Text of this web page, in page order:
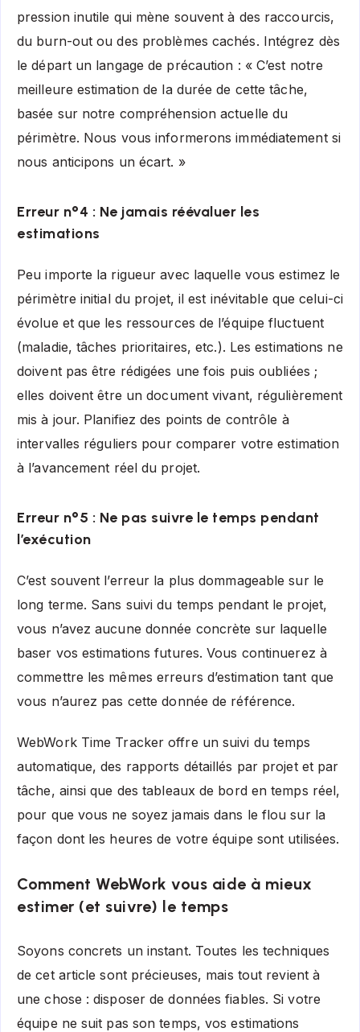
pression inutile qui mène souvent à des raccourcis,
du burn-out ou des problèmes cachés. Intégrez dès
le départ un langage de précaution : « C’est notre
meilleure estimation de la durée de cette tâche,
basée sur notre compréhension actuelle du
périmètre. Nous vous informerons immédiatement si
nous anticipons un écart. »
Erreur n°4 : Ne jamais réévaluer les
estimations
Peu importe la rigueur avec laquelle vous estimez le
périmètre initial du projet, il est inévitable que celui-ci
évolue et que les ressources de l’équipe fluctuent
(maladie, tâches prioritaires, etc.). Les estimations ne
doivent pas être rédigées une fois puis oubliées ;
elles doivent être un document vivant, régulièrement
mis à jour. Planifiez des points de contrôle à
intervalles réguliers pour comparer votre estimation
à l’avancement réel du projet.
Erreur n°5 : Ne pas suivre le temps pendant
l’exécution
C’est souvent l’erreur la plus dommageable sur le
long terme. Sans suivi du temps pendant le projet,
vous n’avez aucune donnée concrète sur laquelle
baser vos estimations futures. Vous continuerez à
commettre les mêmes erreurs d’estimation tant que
vous n’aurez pas cette donnée de référence.
WebWork Time Tracker offre un suivi du temps
automatique, des rapports détaillés par projet et par
tâche, ainsi que des tableaux de bord en temps réel,
pour que vous ne soyez jamais dans le flou sur la
façon dont les heures de votre équipe sont utilisées.
Comment WebWork vous aide à mieux
estimer (et suivre) le temps
Soyons concrets un instant. Toutes les techniques
de cet article sont précieuses, mais tout revient à
une chose : disposer de données fiables. Si votre
équipe ne suit pas son temps, vos estimations